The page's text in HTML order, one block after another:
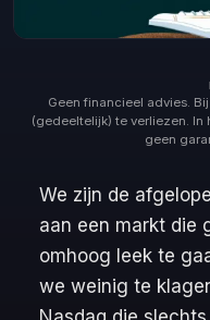
Geen financieel advies.
(gedeeltelijk) te verliezen.
geen
We zijn de
aan een markt die
omhoog leek te
we weinig te